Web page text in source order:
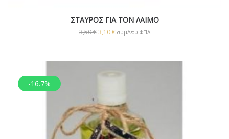
ΣΤΑΥΡΟΣ ΓΙΑ ΤΟΝ ΛΑΙΜΟ
3,50€ 3,10€ συμ/νου ΦΠΑ
-16.7%